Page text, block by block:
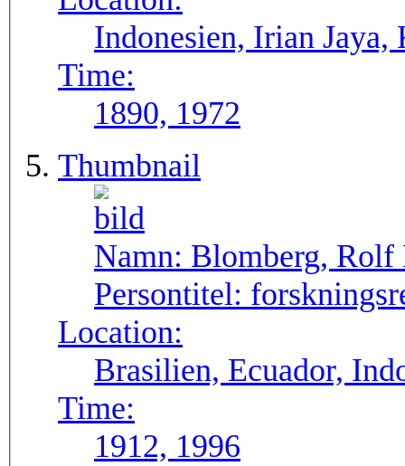
Indonesien, Irian Jaya,
Time:
1890, 1972
Thumbnail
Namn: Blomberg, Rolf
Persontitel:
Location:
Brasilien, Ecuador,
Time:
1912, 1996